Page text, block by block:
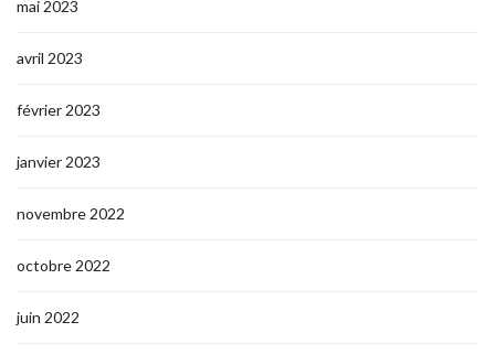
mai 2023
avril 2023
février 2023
janvier 2023
novembre 2022
octobre 2022
juin 2022